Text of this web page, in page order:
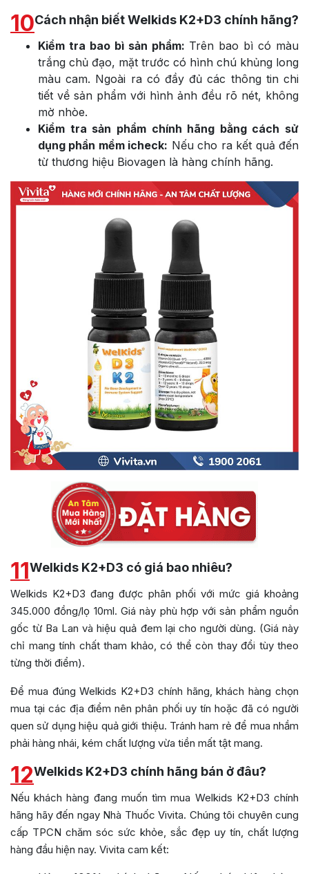
10Cách nhận biết Welkids K2+D3 chính hãng?
Kiểm tra bao bì sản phẩm: Trên bao bì có màu
trắng chủ đạo, mặt trước có hình chú khủng long
màu cam. Ngoài ra có đầy đủ các thông tin chi
tiết về sản phẩm với hình ảnh đều rõ nét, không
mờ nhòe.
Kiểm tra sản phẩm chính hãng bằng cách sử
dụng phần mềm icheck: Nếu cho ra kết quả đến
từ thương hiệu Biovagen là hàng chính hãng.
11Welkids K2+D3 có giá bao nhiêu?
Welkids K2+D3 đang được phân phối với mức giá khoảng
345.000 đồng/lọ 10ml. Giá này phù hợp với sản phẩm nguồn
gốc từ Ba Lan và hiệu quả đem lại cho người dùng. (Giá này
chỉ mang tính chất tham khảo, có thể còn thay đổi tùy theo
từng thời điểm).
Để mua đúng Welkids K2+D3 chính hãng, khách hàng chọn
mua tại các địa điểm nên phân phối uy tín hoặc đã có người
quen sử dụng hiệu quả giới thiệu. Tránh ham rẻ để mua nhầm
phải hàng nhái, kém chất lượng vừa tiền mất tật mang.
12Welkids K2+D3 chính hãng bán ở đâu?
Nếu khách hàng đang muốn tìm mua Welkids K2+D3 chính
hãng hãy đến ngay Nhà Thuốc Vivita. Chúng tôi chuyên cung
cấp TPCN chăm sóc sức khỏe, sắc đẹp uy tín, chất lượng
hàng đầu hiện nay. Vivita cam kết: